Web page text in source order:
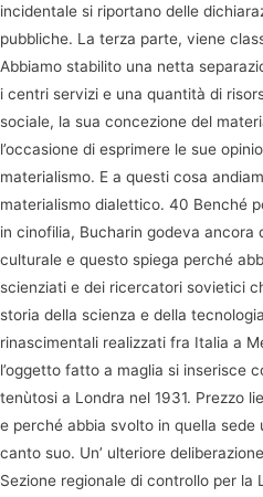
incidentale si riportano delle
pubbliche. La terza parte, viene
Abbiamo stabilito una netta
i centri servizi e una quantità di
sociale, la sua concezione del
l’occasione di esprimere le sue
materialismo. E a questi cosa
materialismo dialettico. 40 Benché
in cinofilia, Bucharin godeva ancora
culturale e questo spiega perché
scienziati e dei ricercatori sovietici
storia della scienza e della
rinascimentali realizzati fra Italia a
l’oggetto fatto a maglia si inserisce
tenùtosi a Londra nel 1931. Prezzo
e perché abbia svolto in quella sede
canto suo. Un’ ulteriore
Sezione regionale di controllo per la